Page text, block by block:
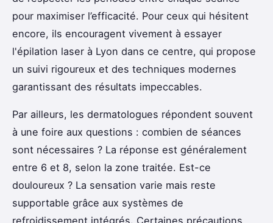
pour maximiser l’efficacité. Pour ceux qui hésitent
encore, ils encouragent vivement à essayer
l'épilation laser à Lyon dans ce centre, qui propose
un suivi rigoureux et des techniques modernes
garantissant des résultats impeccables.
Par ailleurs, les dermatologues répondent souvent
à une foire aux questions : combien de séances
sont nécessaires ? La réponse est généralement
entre 6 et 8, selon la zone traitée. Est-ce
douloureux ? La sensation varie mais reste
supportable grâce aux systèmes de